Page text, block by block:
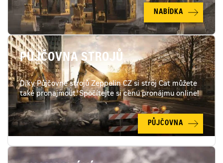
NABÍDKA
PŮJČOVNA STROJŮ
Díky Půjčovně strojů Zeppelin CZ si stroj Cat můžete
také pronajmout. Spočítejte si cenu pronájmu online!
PŮJČOVNA